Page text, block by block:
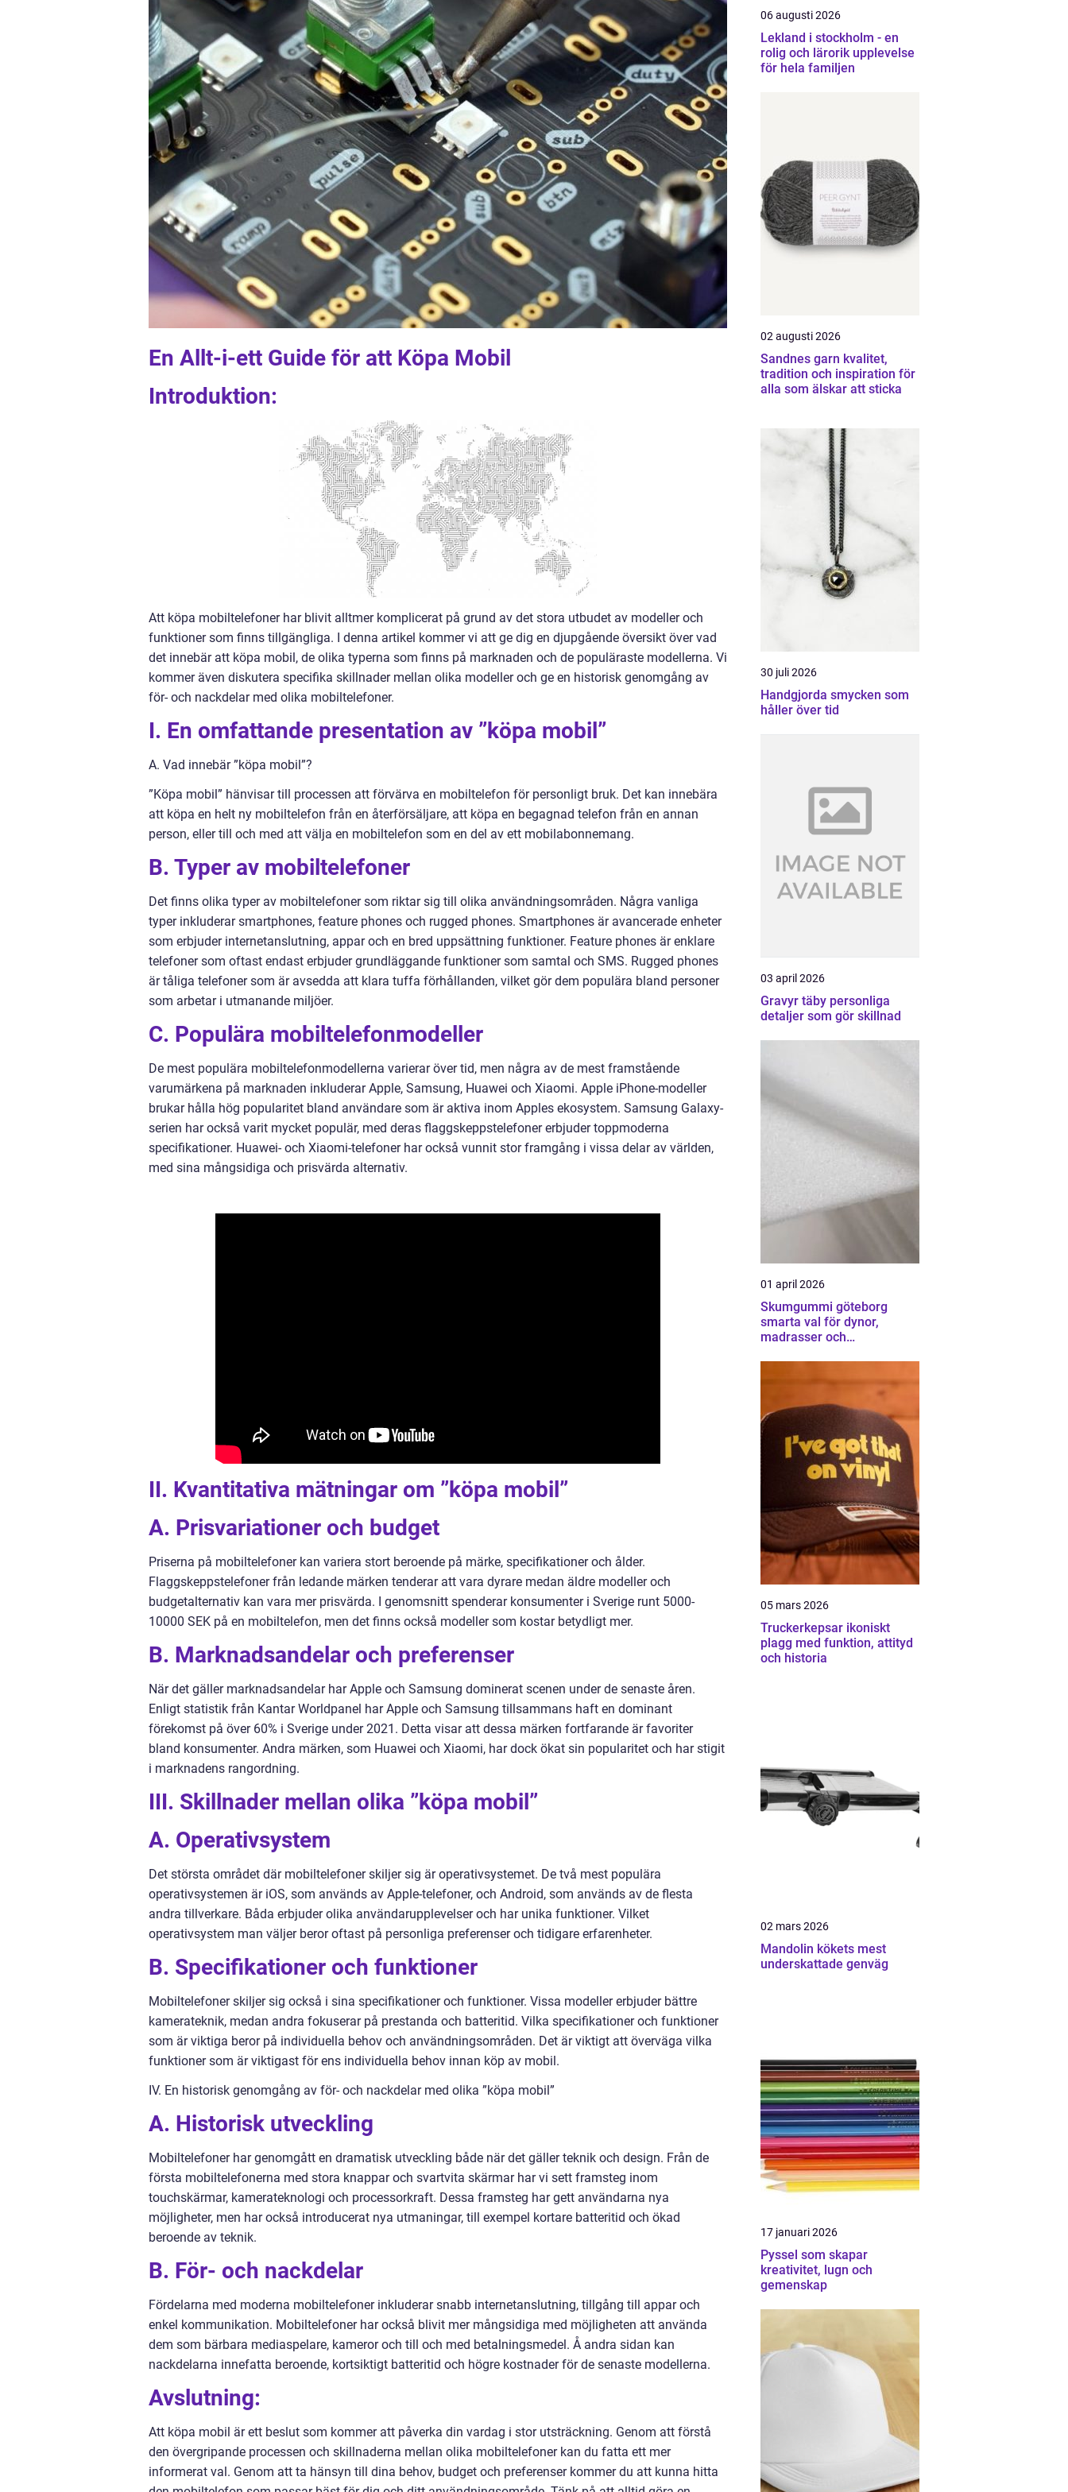
En Allt-i-ett Guide för att Köpa Mobil
Introduktion:
Att köpa mobiltelefoner har blivit alltmer komplicerat på grund av det stora utbudet av modeller och
funktioner som finns tillgängliga. I denna artikel kommer vi att ge dig en djupgående översikt över vad
det innebär att köpa mobil, de olika typerna som finns på marknaden och de populäraste modellerna. Vi
kommer även diskutera specifika skillnader mellan olika modeller och ge en historisk genomgång av
för- och nackdelar med olika mobiltelefoner.
I. En omfattande presentation av ”köpa mobil”
A. Vad innebär ”köpa mobil”?
”Köpa mobil” hänvisar till processen att förvärva en mobiltelefon för personligt bruk. Det kan innebära
att köpa en helt ny mobiltelefon från en återförsäljare, att köpa en begagnad telefon från en annan
person, eller till och med att välja en mobiltelefon som en del av ett mobilabonnemang.
B. Typer av mobiltelefoner
Det finns olika typer av mobiltelefoner som riktar sig till olika användningsområden. Några vanliga
typer inkluderar smartphones, feature phones och rugged phones. Smartphones är avancerade enheter
som erbjuder internetanslutning, appar och en bred uppsättning funktioner. Feature phones är enklare
telefoner som oftast endast erbjuder grundläggande funktioner som samtal och SMS. Rugged phones
är tåliga telefoner som är avsedda att klara tuffa förhållanden, vilket gör dem populära bland personer
som arbetar i utmanande miljöer.
C. Populära mobiltelefonmodeller
De mest populära mobiltelefonmodellerna varierar över tid, men några av de mest framstående
varumärkena på marknaden inkluderar Apple, Samsung, Huawei och Xiaomi. Apple iPhone-modeller
brukar hålla hög popularitet bland användare som är aktiva inom Apples ekosystem. Samsung Galaxy-
serien har också varit mycket populär, med deras flaggskeppstelefoner erbjuder toppmoderna
specifikationer. Huawei- och Xiaomi-telefoner har också vunnit stor framgång i vissa delar av världen,
med sina mångsidiga och prisvärda alternativ.
II. Kvantitativa mätningar om ”köpa mobil”
A. Prisvariationer och budget
Priserna på mobiltelefoner kan variera stort beroende på märke, specifikationer och ålder.
Flaggskeppstelefoner från ledande märken tenderar att vara dyrare medan äldre modeller och
budgetalternativ kan vara mer prisvärda. I genomsnitt spenderar konsumenter i Sverige runt 5000-
10000 SEK på en mobiltelefon, men det finns också modeller som kostar betydligt mer.
B. Marknadsandelar och preferenser
När det gäller marknadsandelar har Apple och Samsung dominerat scenen under de senaste åren.
Enligt statistik från Kantar Worldpanel har Apple och Samsung tillsammans haft en dominant
förekomst på över 60% i Sverige under 2021. Detta visar att dessa märken fortfarande är favoriter
bland konsumenter. Andra märken, som Huawei och Xiaomi, har dock ökat sin popularitet och har stigit
i marknadens rangordning.
III. Skillnader mellan olika ”köpa mobil”
A. Operativsystem
Det största området där mobiltelefoner skiljer sig är operativsystemet. De två mest populära
operativsystemen är iOS, som används av Apple-telefoner, och Android, som används av de flesta
andra tillverkare. Båda erbjuder olika användarupplevelser och har unika funktioner. Vilket
operativsystem man väljer beror oftast på personliga preferenser och tidigare erfarenheter.
B. Specifikationer och funktioner
Mobiltelefoner skiljer sig också i sina specifikationer och funktioner. Vissa modeller erbjuder bättre
kamerateknik, medan andra fokuserar på prestanda och batteritid. Vilka specifikationer och funktioner
som är viktiga beror på individuella behov och användningsområden. Det är viktigt att överväga vilka
funktioner som är viktigast för ens individuella behov innan köp av mobil.
IV. En historisk genomgång av för- och nackdelar med olika ”köpa mobil”
A. Historisk utveckling
Mobiltelefoner har genomgått en dramatisk utveckling både när det gäller teknik och design. Från de
första mobiltelefonerna med stora knappar och svartvita skärmar har vi sett framsteg inom
touchskärmar, kamerateknologi och processorkraft. Dessa framsteg har gett användarna nya
möjligheter, men har också introducerat nya utmaningar, till exempel kortare batteritid och ökad
beroende av teknik.
B. För- och nackdelar
Fördelarna med moderna mobiltelefoner inkluderar snabb internetanslutning, tillgång till appar och
enkel kommunikation. Mobiltelefoner har också blivit mer mångsidiga med möjligheten att använda
dem som bärbara mediaspelare, kameror och till och med betalningsmedel. Å andra sidan kan
nackdelarna innefatta beroende, kortsiktigt batteritid och högre kostnader för de senaste modellerna.
Avslutning:
Att köpa mobil är ett beslut som kommer att påverka din vardag i stor utsträckning. Genom att förstå
den övergripande processen och skillnaderna mellan olika mobiltelefoner kan du fatta ett mer
informerat val. Genom att ta hänsyn till dina behov, budget och preferenser kommer du att kunna hitta
06 augusti 2026
Lekland i stockholm - en
rolig och lärorik upplevelse
för hela familjen
02 augusti 2026
Sandnes garn kvalitet,
tradition och inspiration för
alla som älskar att sticka
30 juli 2026
Handgjorda smycken som
håller över tid
03 april 2026
Gravyr täby personliga
detaljer som gör skillnad
01 april 2026
Skumgummi göteborg
smarta val för dynor,
madrasser och
05 mars 2026
Truckerkepsar ikoniskt
plagg med funktion, attityd
och historia
02 mars 2026
Mandolin kökets mest
underskattade genväg
17 januari 2026
Pyssel som skapar
kreativitet, lugn och
gemenskap